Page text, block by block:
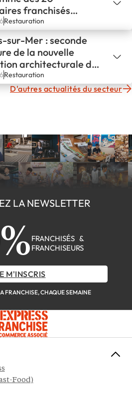
franchisés
Restauration
sur-Mer : seconde
de la nouvelle
architecturale de
PAPILLES !
Restauration
D'autres actualités du secteur
LA NEWSLETTER
FRANCHISÉS &
FRANCHISEURS
M'INSCRIS
FRANCHISE, CHAQUE SEMAINE
Food)